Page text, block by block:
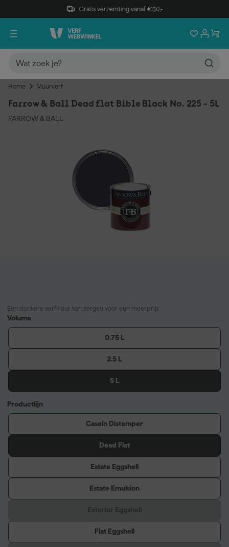
Gratis verzending vanaf €50,-
Home Muurverf
Farrow & Ball Dead flat Bible Black No. 225 - 5L
FARROW & BALL
Een donkere verfkleur kan zorgen voor een meerprijs.
Volume
0.75 L
2.5 L
5 L
Productlijn
Casein Distemper
Dead Flat
Estate Eggshell
Estate Emulsion
Flat Eggshell